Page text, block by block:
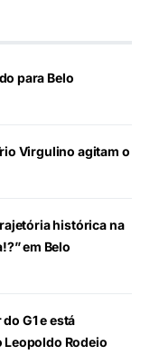
para Belo
Virgulino agitam o
histórica na
em Belo
G1 e está
Rodeio